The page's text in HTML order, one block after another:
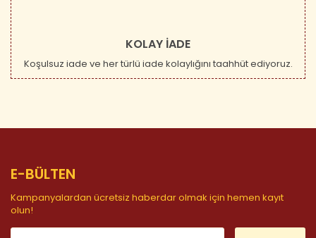
KOLAY İADE
Koşulsuz iade ve her türlü iade kolaylığını taahhüt ediyoruz.
E-BÜLTEN
Kampanyalardan ücretsiz haberdar olmak için hemen kayıt
olun!